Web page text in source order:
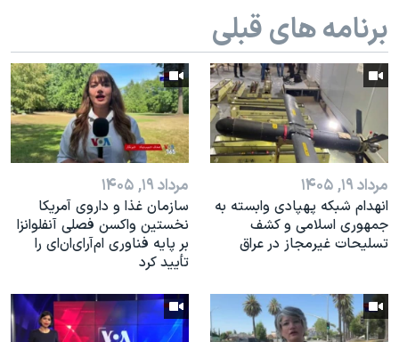
برنامه های قبلی
مرداد ۱۹, ۱۴۰۵
انهدام شبکه پهپادی وابسته به
جمهوری اسلامی و کشف
تسلیحات غیرمجاز در عراق
مرداد ۱۹, ۱۴۰۵
سازمان غذا و داروی آمریکا
نخستین واکسن فصلی آنفلوانزا
بر پایه فناوری ام‌آر‌ای‌ان‌ای را
تأیید کرد